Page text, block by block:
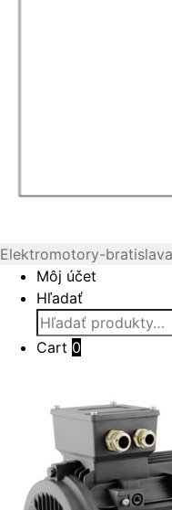
Elektromotory-
Môj účet
Hľadať
Hľadať:
Cart 0